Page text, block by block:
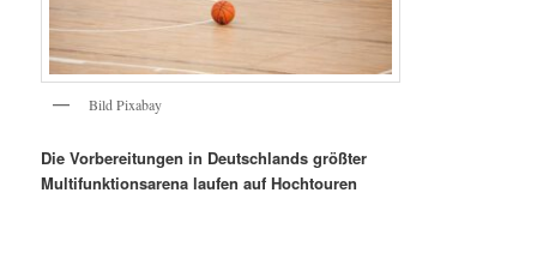
Bild Pixabay
Die Vorbereitungen in Deutschlands größter
Multifunktionsarena laufen auf Hochtouren